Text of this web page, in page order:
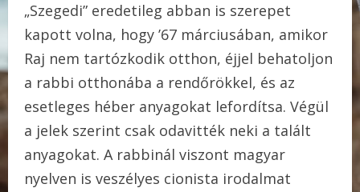
„Szegedi” eredetileg abban is szerepet
kapott volna, hogy ’67 márciusában, amikor
Raj nem tartózkodik otthon, éjjel behatoljon
a rabbi otthonába a rendőrökkel, és az
esetleges héber anyagokat lefordítsa. Végül
a jelek szerint csak odavitték neki a talált
anyagokat. A rabbinál viszont magyar
nyelven is veszélyes cionista irodalmat